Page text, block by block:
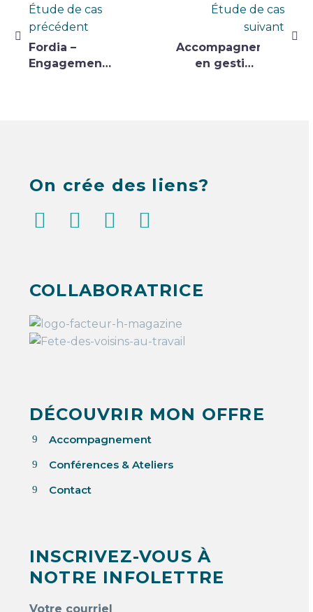
Navigation
de
l’article
Étude de cas
précédent
Fordia –
Engagement
Étude de cas
suivant
Accompagnement
en gestion
On crée des liens?
COLLABORATRICE
DÉCOUVRIR MON OFFRE
9 Accompagnement
9 Conférences & Ateliers
9 Contact
INSCRIVEZ-VOUS À
NOTRE INFOLETTRE
Votre courriel